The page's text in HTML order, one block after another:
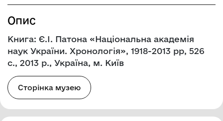
Опис
Книга: Є.І. Патона «Національна академія
наук України. Хронологія», 1918-2013 рр, 526
с., 2013 р., Україна, м. Київ
Сторінка музею